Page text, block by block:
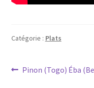
Catégorie : Plats
Navigation
Article
Pinon (Togo) Éba